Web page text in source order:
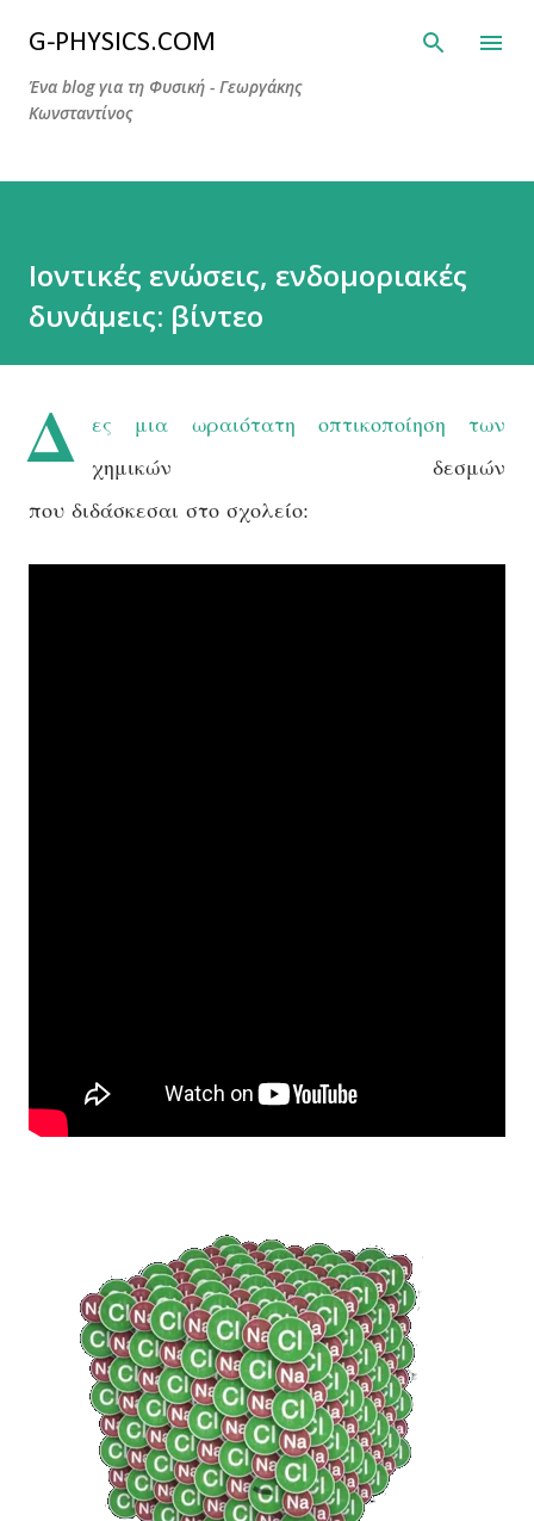
Μετάβαση στο κύριο περιεχόμενο
G-PHYSICS.COM
Ένα blog για τη Φυσική - Γεωργάκης
Κωνσταντίνος
Ιοντικές ενώσεις, ενδομοριακές
δυνάμεις: βίντεο
Δ
ες μια ωραιότατη οπτικοποίηση των
χημικών δεσμών
που διδάσκεσαι στο σχολείο: